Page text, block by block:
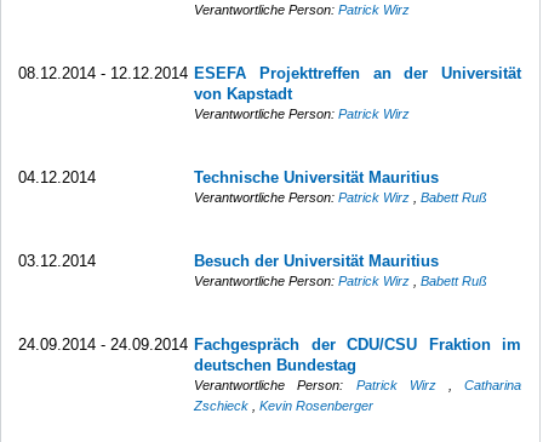
Verantwortliche Person:Patrick Wirz
08.12.2014 - 12.12.2014 ESEFA Projekttreffen an der Universität
von Kapstadt
Verantwortliche Person:Patrick Wirz
04.12.2014 Technische Universität Mauritius
Verantwortliche Person:Patrick Wirz ,Babett Ruß
03.12.2014 Besuch der Universität Mauritius
Verantwortliche Person:Patrick Wirz ,Babett Ruß
24.09.2014 - 24.09.2014 Fachgespräch der CDU/CSU Fraktion im
deutschen Bundestag
Verantwortliche Person: Patrick Wirz ,Catharina
Zschieck
,Kevin Rosenberger